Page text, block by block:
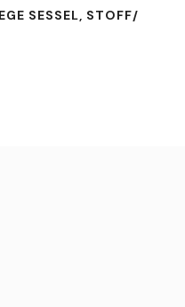
SESSEL, STOFF/